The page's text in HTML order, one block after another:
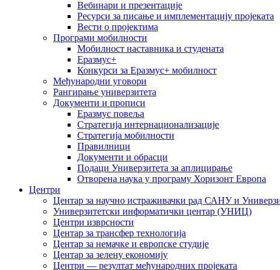
Вебинари и презентације
Ресурси за писање и имплементацију пројеката
Вести о пројектима
Програми мобилности
Мобилност наставника и студената
Еразмус+
Конкурси за Еразмус+ мобилност
Међународни уговори
Рангирање универзитета
Документи и прописи
Еразмус повеља
Стратегија интернационализације
Стратегија мобилности
Правилници
Документи и обрасци
Подаци Универзитета за аплицирање
Отворена наука у програму Хоризонт Европа
Центри
Центар за научно истраживачки рад САНУ и
Универзитетски информатички центар (УНИЦ)
Центри изврсности
Центар за трансфер технологија
Центар за немачке и европске студије
Центар за зелену економију
Центри — резултат међународних пројеката